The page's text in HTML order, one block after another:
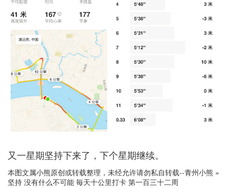
又一星期坚持下来了，下个星期继续。
本图文属小熊原创或转载整理，未经允许请勿私自转载--青州小熊 »
坚持 没有什么不可能 毎天十公里打卡 第一百三十二周